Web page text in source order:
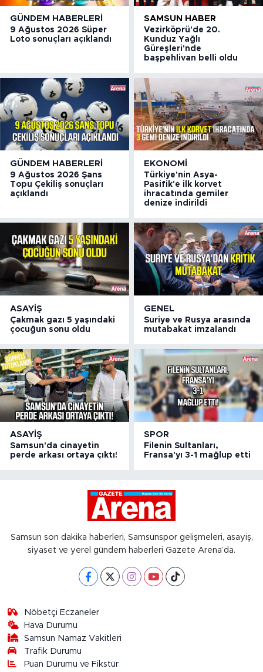
GÜNDEM HABERLERI
9 Ağustos 2026 Süper
Loto sonuçları açıklandı
SAMSUN HABER
Vezirköprü'de 20.
Kunduz Yağlı
Güreşleri'nde
başpehlivan belli oldu
GÜNDEM HABERLERI
9 Ağustos 2026 Şans
Topu Çekiliş sonuçları
açıklandı
EKONOMI
Türkiye'nin Asya-
Pasifik'e ilk korvet
ihracatında gemiler
denize indirildi
ASAYIŞ
Çakmak gazı 5 yaşındaki
çocuğun sonu oldu
GENEL
Suriye ve Rusya arasında
mutabakat imzalandı
ASAYIŞ
Samsun'da cinayetin
perde arkası ortaya çıktı!
SPOR
Filenin Sultanları,
Fransa'yı 3-1 mağlup etti
Samsun son dakika haberleri, Samsunspor gelişmeleri, asayiş,
siyaset ve yerel gündem haberleri Gazete Arena’da.
Nöbetçi Eczaneler
Hava Durumu
Samsun Namaz Vakitleri
Trafik Durumu
Puan Durumu ve Fikstür